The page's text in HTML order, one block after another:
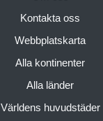
Kontakta oss
Webbplatskarta
Alla kontinenter
Alla länder
Världens huvudstäder